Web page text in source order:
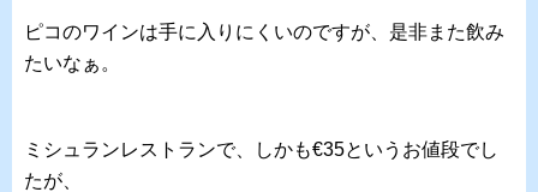
ピコのワインは手に入りにくいのですが、是非また飲み
たいなぁ。
ミシュランレストランで、しかも€35というお値段でし
たが、